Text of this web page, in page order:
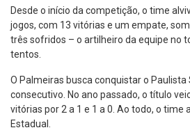
Desde o início da competição, o time
jogos, com 13 vitórias e um empate,
três sofridos – o artilheiro da equipe no
tentos.
O Palmeiras busca conquistar o
consecutivo. No ano passado, o título
vitórias por 2 a 1 e 1 a 0. Ao todo, o time
Estadual.